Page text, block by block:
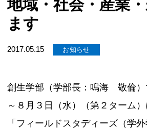
地域・社会・産業
ます
2017.05.15 お知らせ
創生学部（学部長：鳴海 敬倫）
～８月３日（水）（第２ターム
「フィールドスタディーズ（学